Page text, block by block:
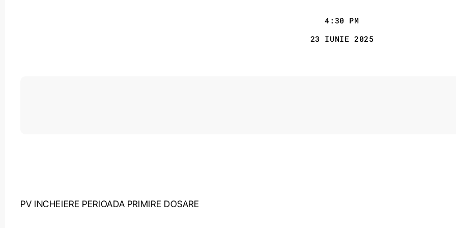
4:30 PM
23 IUNIE 2025
PV INCHEIERE PERIOADA PRIMIRE DOSARE